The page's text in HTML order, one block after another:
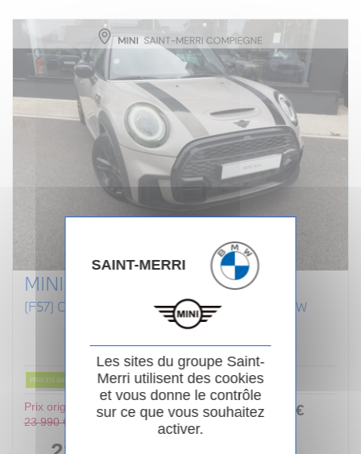
MINI CABRIOLET F57 LCI II
(F57) COOPER S 192 CABRIOLET FINITION JCW
PRIX EN BAISSE
Prix original :
23 990 €
ou253 €
SAINT-MERRI
Les sites du groupe Saint-
Merri utilisent des cookies
et vous donne le contrôle
sur ce que vous souhaitez
activer.